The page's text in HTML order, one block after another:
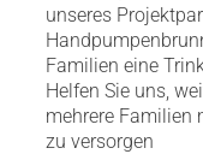
unseres
Familien eine
Helfen Sie uns,
mehrere Familien
zu versorgen